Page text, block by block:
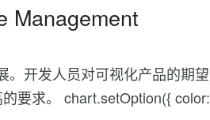
Management
。开发人员对可视化产品的期望
要求。 chart.setOption({ color: